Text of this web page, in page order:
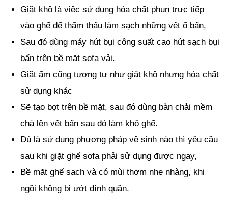
Giặt khô là việc sử dụng hóa chất phun trực tiếp
vào ghế để thẩm thấu làm sạch những vết ố bẩn,
Sau đó dùng máy hút bụi công suất cao hút sạch bụi
bẩn trên bề mặt sofa vải.
Giặt ẩm cũng tương tự như giặt khô nhưng hóa chất
sử dụng khác
Sẽ tạo bọt trên bề mặt, sau đó dùng bàn chải mềm
chà lên vết bẩn sau đó làm khô ghế.
Dù là sử dụng phương pháp vệ sinh nào thì yêu cầu
sau khi giặt ghế sofa phải sử dụng được ngay,
Bề mặt ghế sạch và có mùi thơm nhẹ nhàng, khi
ngồi không bị ướt dính quần.